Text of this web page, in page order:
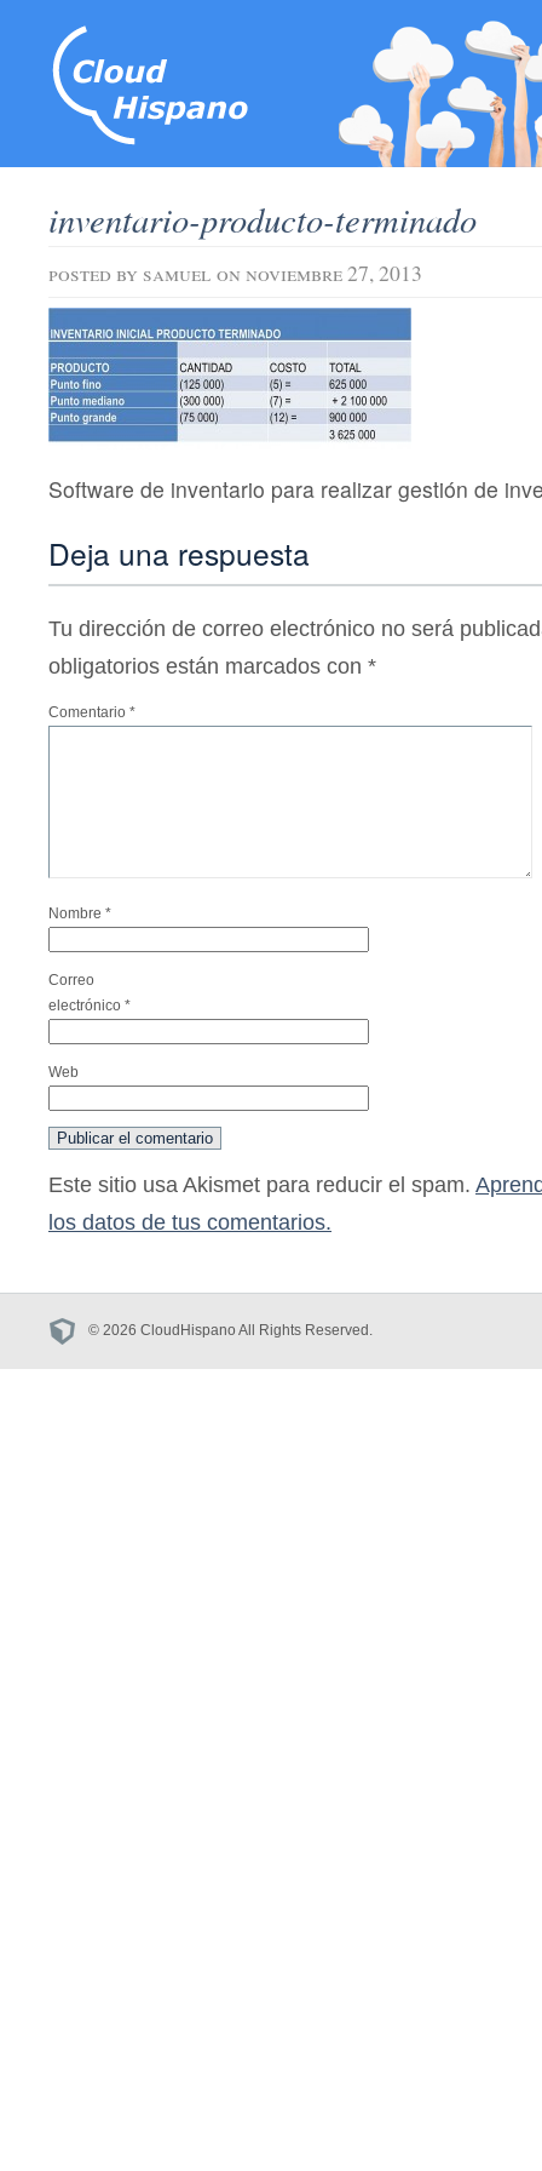
inventario-producto-terminado
posted by samuel on noviembre 27, 2013
Software de inventario para realizar gestión de
Deja una respuesta
Tu dirección de correo electrónico no será
obligatorios están marcados con *
Comentario *
Nombre *
Correo
electrónico *
Web
Este sitio usa Akismet para reducir el spam.
los datos de tus comentarios.
© 2026 CloudHispano All Rights Reserved.